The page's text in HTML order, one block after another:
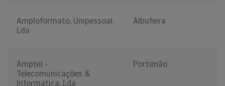
Amploformato, Unipessoal,
Lda
Albufeira
Amptel -
Telecomunicações &
Informática, Lda
Portimão